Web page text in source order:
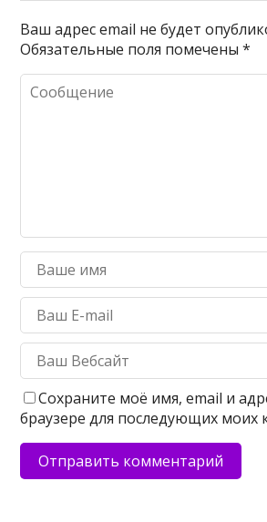
Ваш адрес email не будет
Обязательные поля помечены*
Сохраните моё имя, email и
браузере для последующих моих